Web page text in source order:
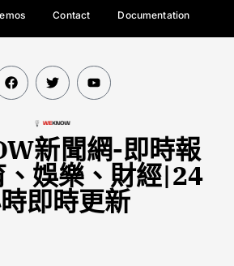
Contact Documentation
新聞網-即時報
娛樂、財經|24
即時更新